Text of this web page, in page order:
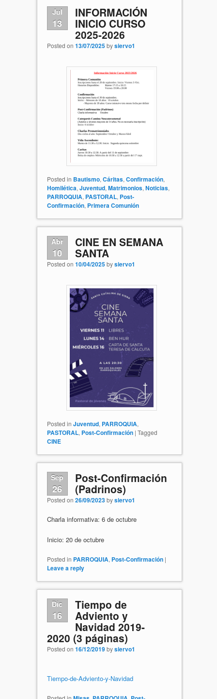
Jul
13
INFORMACIÓN
INICIO CURSO
2025-2026
Posted on 13/07/2025bysiervo1
Posted in Bautismo, Cáritas, Confirmación,
Homilética, Juventud, Matrimonios, Noticias,
PARROQUIA, PASTORAL, Post-
Confirmación, Primera Comunión
Abr
10
CINE EN SEMANA
SANTA
Posted on 10/04/2025bysiervo1
Posted in Juventud, PARROQUIA,
PASTORAL, Post-Confirmación | Tagged
CINE
Sep
26
Post-Confirmación
(Padrinos)
Posted on 26/09/2023bysiervo1
Charla informativa: 6 de octubre
Inicio: 20 de octubre
Posted in PARROQUIA, Post-Confirmación |
Leave a reply
Dic
16
Tiempo de
Adviento y
Navidad 2019-
2020 (3 páginas)
Posted on 16/12/2019bysiervo1
Tiempo-de-Adviento-y-Navidad